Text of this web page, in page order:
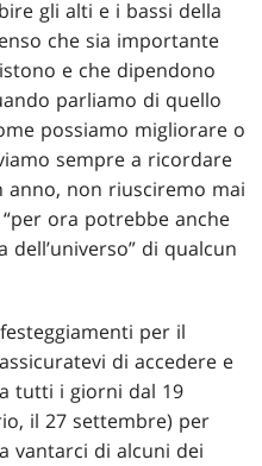
gli alti e i bassi della
che sia importante
e che dipendono
parliamo di quello
possiamo migliorare o
sempre a ricordare
anno, non riusciremo mai
ora potrebbe anche
di qualcun
per il
di accedere e
tutti i giorni dal 19
il 27 settembre) per
vantarci di alcuni dei